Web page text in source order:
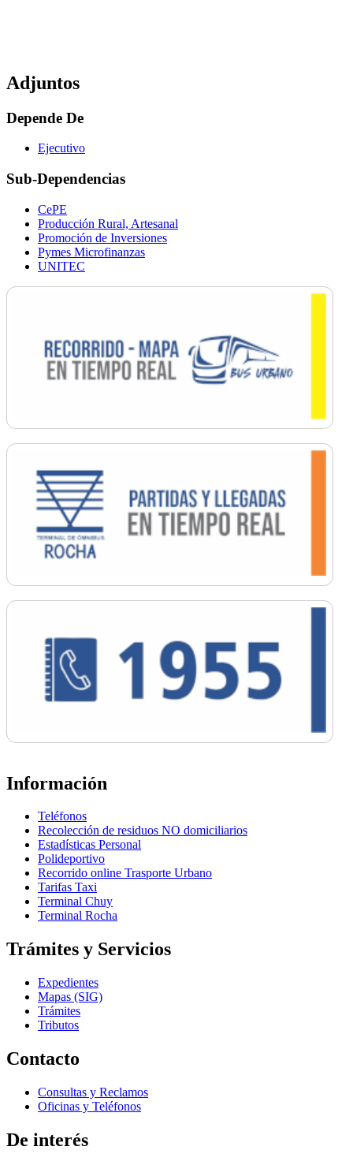
Adjuntos
Depende De
Ejecutivo
Sub-Dependencias
CePE
Producción Rural, Artesanal
Promoción de Inversiones
Pymes Microfinanzas
UNITEC
Información
Teléfonos
Recolección de residuos NO domiciliarios
Estadísticas Personal
Polideportivo
Recorrido online Trasporte Urbano
Tarifas Taxi
Terminal Chuy
Terminal Rocha
Trámites y Servicios
Expedientes
Mapas (SIG)
Trámites
Tributos
Contacto
Consultas y Reclamos
Oficinas y Teléfonos
De interés